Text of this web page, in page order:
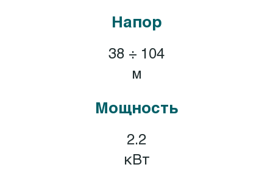
Напор
38 ÷ 104
м
Мощность
2.2
кВт